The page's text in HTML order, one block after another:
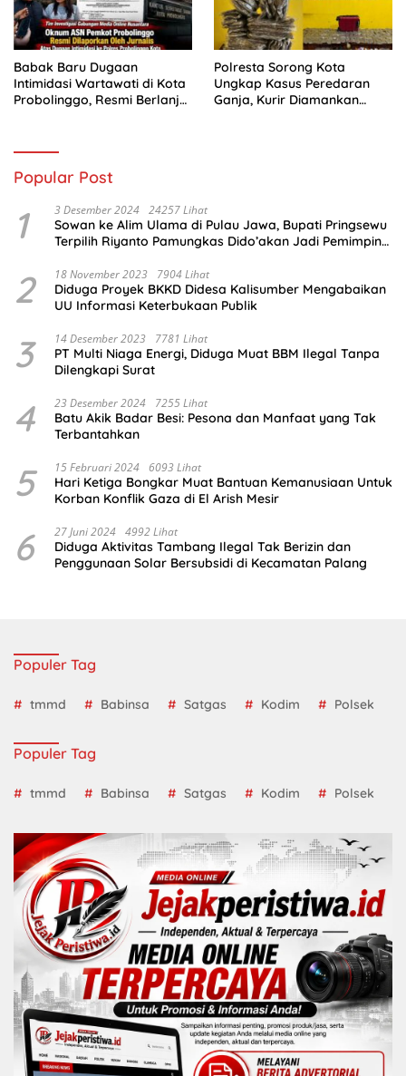
Babak Baru Dugaan
Intimidasi Wartawati di Kota
Probolinggo, Resmi Berlanjut
Polresta Sorong Kota
Ungkap Kasus Peredaran
Ganja, Kurir Diamankan
Popular Post
1 3 Desember 2024 24257 Lihat
Sowan ke Alim Ulama di Pulau Jawa, Bupati Pringsewu
Terpilih Riyanto Pamungkas Dido’akan Jadi Pemimpin
2 18 November 2023 7904 Lihat
Diduga Proyek BKKD Didesa Kalisumber Mengabaikan
UU Informasi Keterbukaan Publik
3 14 Desember 2023 7781 Lihat
PT Multi Niaga Energi, Diduga Muat BBM Ilegal Tanpa
Dilengkapi Surat
4 23 Desember 2024 7255 Lihat
Batu Akik Badar Besi: Pesona dan Manfaat yang Tak
Terbantahkan
5 15 Februari 2024 6093 Lihat
Hari Ketiga Bongkar Muat Bantuan Kemanusiaan Untuk
Korban Konflik Gaza di El Arish Mesir
6 27 Juni 2024 4992 Lihat
Diduga Aktivitas Tambang Ilegal Tak Berizin dan
Penggunaan Solar Bersubsidi di Kecamatan Palang
Populer Tag
tmmd Babinsa Satgas Kodim Polsek
Populer Tag
tmmd Babinsa Satgas Kodim Polsek